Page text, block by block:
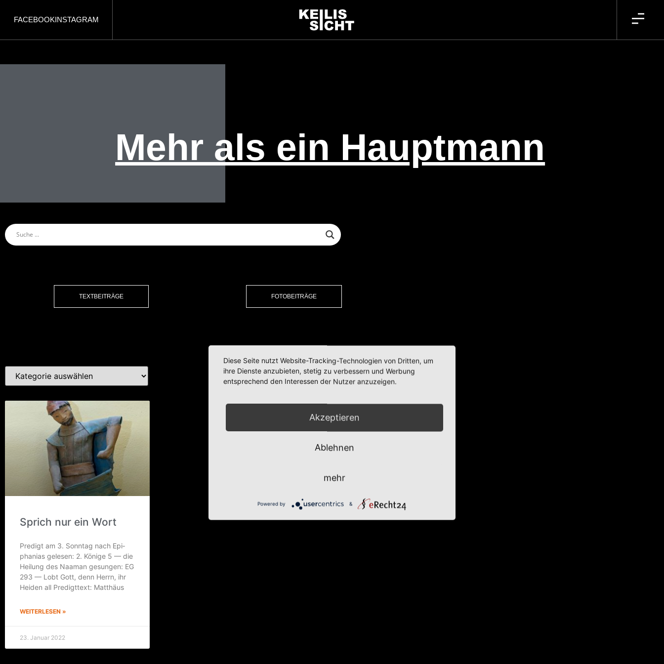
FACEBOOKINSTAGRAM
Mehr als ein Hauptmann
TEXTBEITRÄGE FOTOBEITRÄGE
Sprich nur ein Wort
Pre­digt am 3. Sonn­tag nach Epi­
pha­ni­as gele­sen: 2. Köni­ge 5 — die
Hei­lung des Naa­man gesun­gen: EG
293 — Lobt Gott, denn Herrn, ihr
Hei­den all Pre­digt­text: Matthäus
WEITERLESEN »
23. Januar 2022
Diese Seite nutzt Website-Tracking-Technologien von Dritten, um
ihre Dienste anzubieten, stetig zu verbessern und Werbung
entsprechend den Interessen der Nutzer anzuzeigen.
Akzeptieren
Ablehnen
mehr
Powered by &